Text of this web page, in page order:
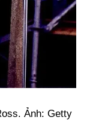
Ảnh: Getty